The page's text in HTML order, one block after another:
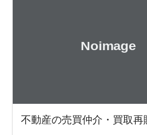
不動産の売買仲介・買取再